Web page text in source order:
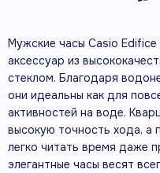
Мужские часы Casio
аксессуар из
стеклом. Благодаря
они идеальны как для
активностей на воде.
высокую точность хода, а
легко читать время даже
элегантные часы весят